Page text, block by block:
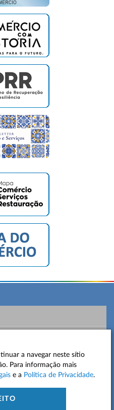
a navegar neste sítio
Para informação mais
e a Política de Privacidade.